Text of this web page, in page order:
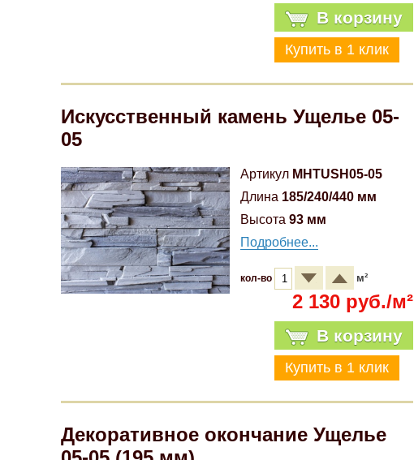
В корзину
Искусственный камень Ущелье 05-
05
Артикул MHTUSH05-05
Длина 185/240/440 мм
Высота 93 мм
Подробнее...
кол-во м²
2 130 руб./м²
В корзину
Декоративное окончание Ущелье